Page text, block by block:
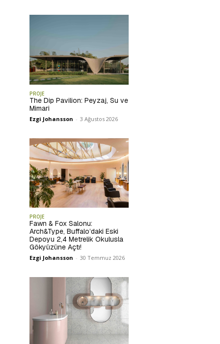
PROJE
The Dip Pavilion: Peyzaj, Su ve
Mimari
Ezgi Johansson - 3 Ağustos 2026
PROJE
Fawn & Fox Salonu:
Arch&Type, Buffalo’daki Eski
Depoyu 2,4 Metrelik Okulusla
Gökyüzüne Açtı!
Ezgi Johansson - 30 Temmuz 2026